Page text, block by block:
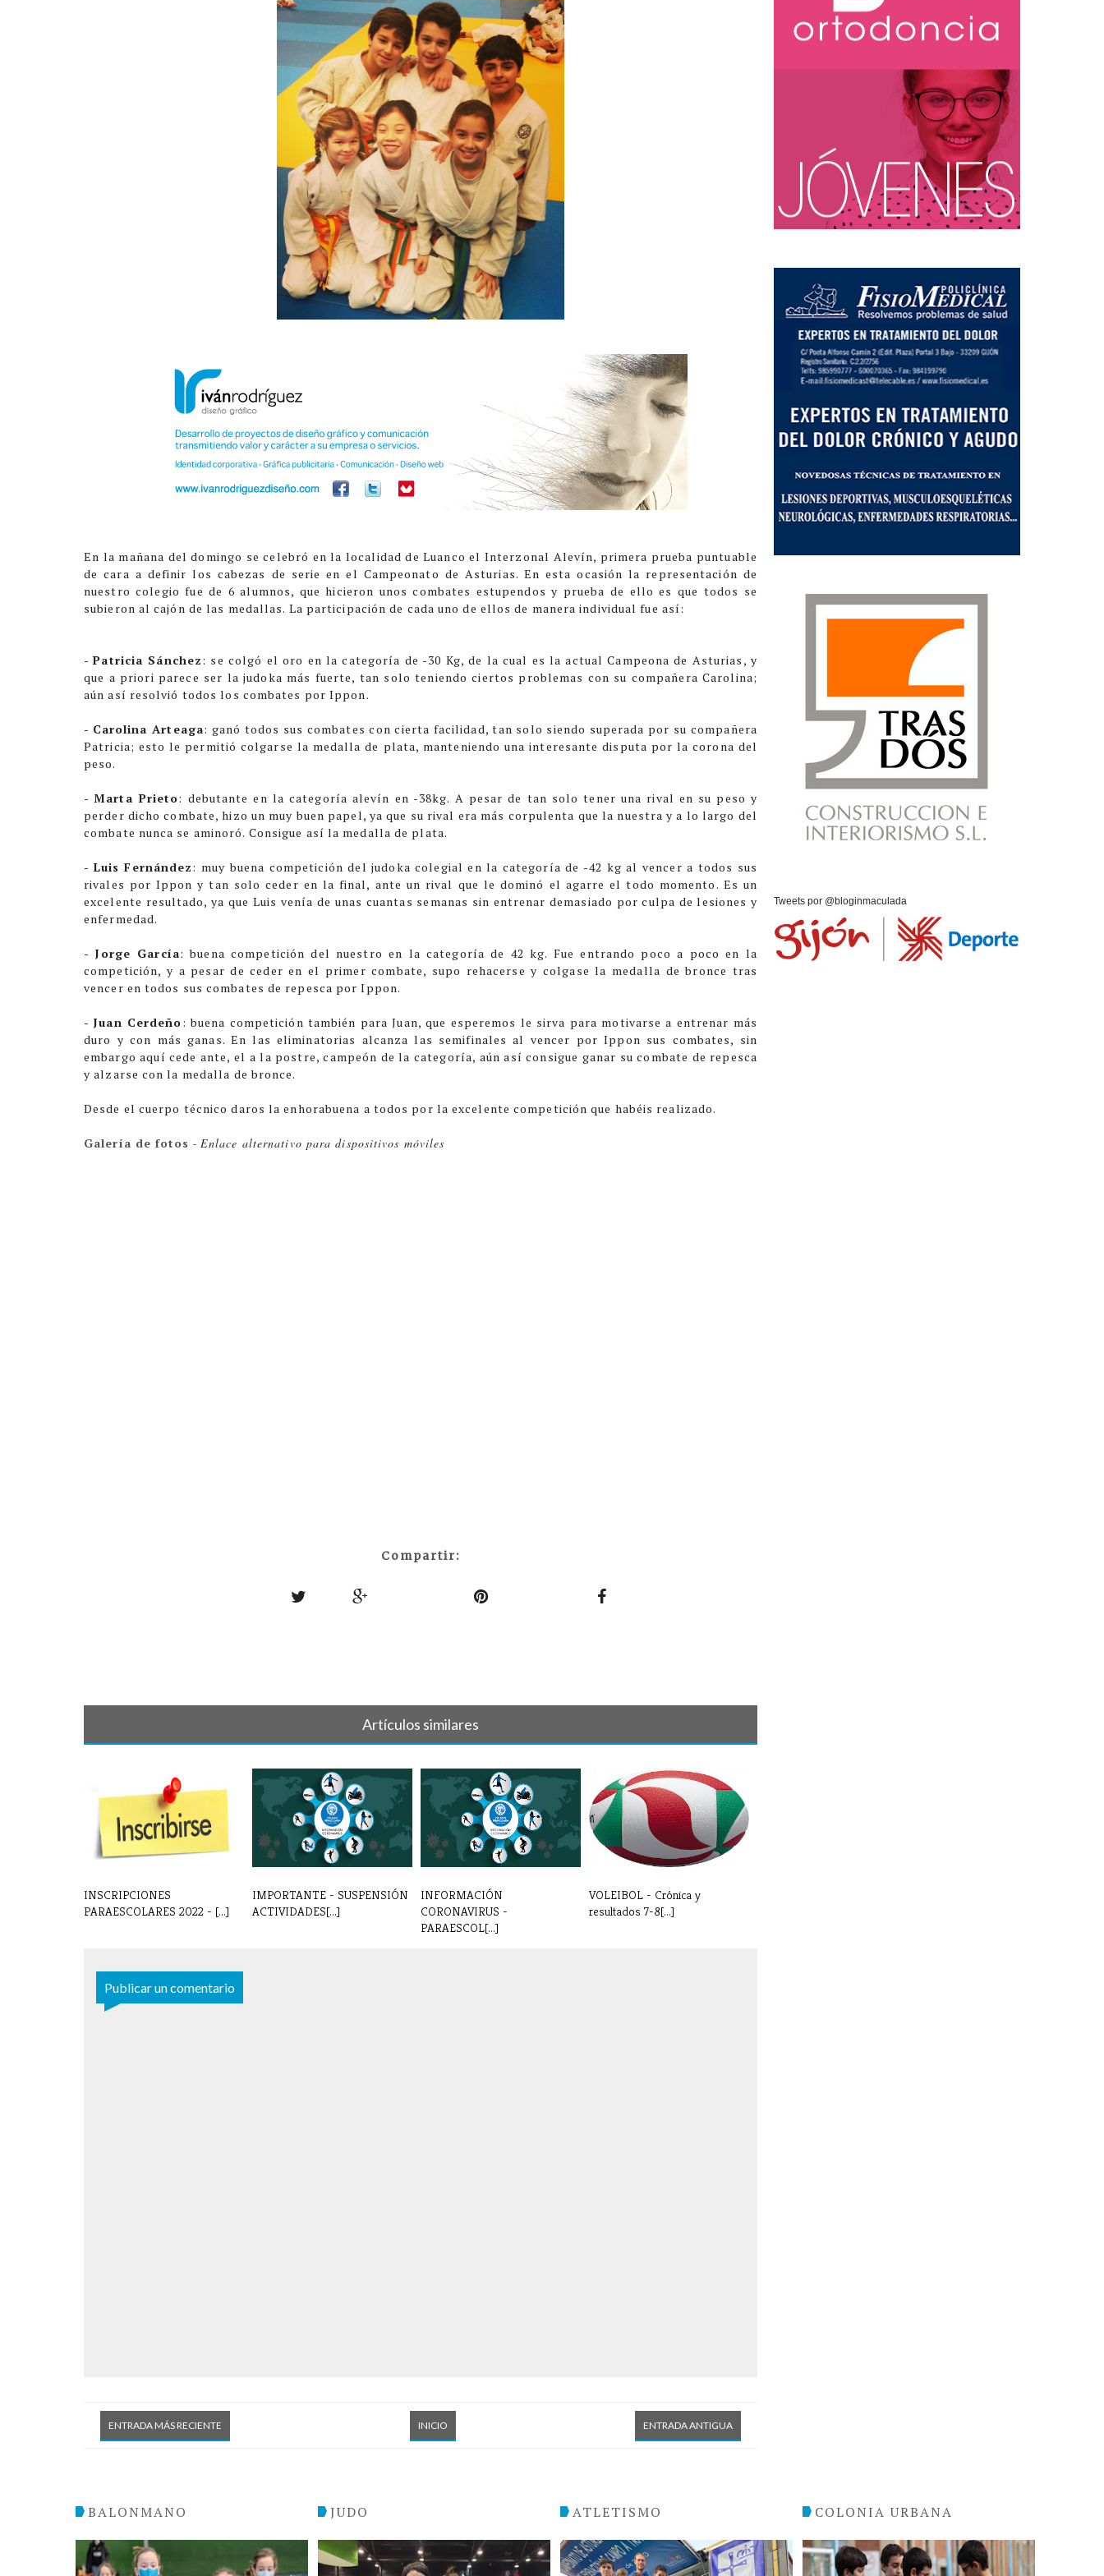
En la mañana del domingo se celebró en la localidad de Luanco el Interzonal Alevín, primera prueba puntuable
de cara a definir los cabezas de serie en el Campeonato de Asturias. En esta ocasión la representación de
nuestro colegio fue de 6 alumnos, que hicieron unos combates estupendos y prueba de ello es que todos se
subieron al cajón de las medallas. La participación de cada uno de ellos de manera individual fue así:
-Patricia Sánchez: se colgó el oro en la categoría de -30 Kg, de la cual es la actual Campeona de Asturias, y
que a priori parece ser la judoka más fuerte, tan solo teniendo ciertos problemas con su compañera Carolina;
aún así resolvió todos los combates por Ippon.
- Carolina Arteaga: ganó todos sus combates con cierta facilidad, tan solo siendo superada por su compañera
Patricia; esto le permitió colgarse la medalla de plata, manteniendo una interesante disputa por la corona del
peso.
-Marta Prieto: debutante en la categoría alevín en -38kg. A pesar de tan solo tener una rival en su peso y
perder dicho combate, hizo un muy buen papel, ya que su rival era más corpulenta que la nuestra y a lo largo del
combate nunca se aminoró. Consigue así la medalla de plata.
- Luis Fernández: muy buena competición del judoka colegial en la categoría de -42 kg al vencer a todos sus
rivales por Ippon y tan solo ceder en la final, ante un rival que le dominó el agarre el todo momento. Es un
excelente resultado, ya que Luis venía de unas cuantas semanas sin entrenar demasiado por culpa de lesiones y
enfermedad.
- Jorge García: buena competición del nuestro en la categoría de 42 kg. Fue entrando poco a poco en la
competición, y a pesar de ceder en el primer combate, supo rehacerse y colgase la medalla de bronce tras
vencer en todos sus combates de repesca por Ippon.
- Juan Cerdeño: buena competición también para Juan, que esperemos le sirva para motivarse a entrenar más
duro y con más ganas. En las eliminatorias alcanza las semifinales al vencer por Ippon sus combates, sin
embargo aquí cede ante, el a la postre, campeón de la categoría, aún así consigue ganar su combate de repesca
y alzarse con la medalla de bronce.
Desde el cuerpo técnico daros la enhorabuena a todos por la excelente competición que habéis realizado.
Galería de fotos - Enlace alternativo para dispositivos móviles
Compartir:
Artículos similares
INSCRIPCIONES
PARAESCOLARES 2022 - [...]
IMPORTANTE - SUSPENSIÓN
ACTIVIDADES[...]
INFORMACIÓN
CORONAVIRUS -
PARAESCOL[...]
VOLEIBOL - Crónica y
resultados 7-8[...]
Publicar un comentario
ENTRADA MÁS RECIENTE ENTRADA ANTIGUA
INICIO
Tweets por @bloginmaculada
BALONMANO JUDO ATLETISMO COLONIA URBANA